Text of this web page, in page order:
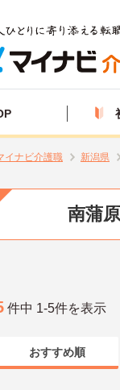
イナビ介護職 新潟県
南蒲
件中 1-5件を表示
おすすめ順